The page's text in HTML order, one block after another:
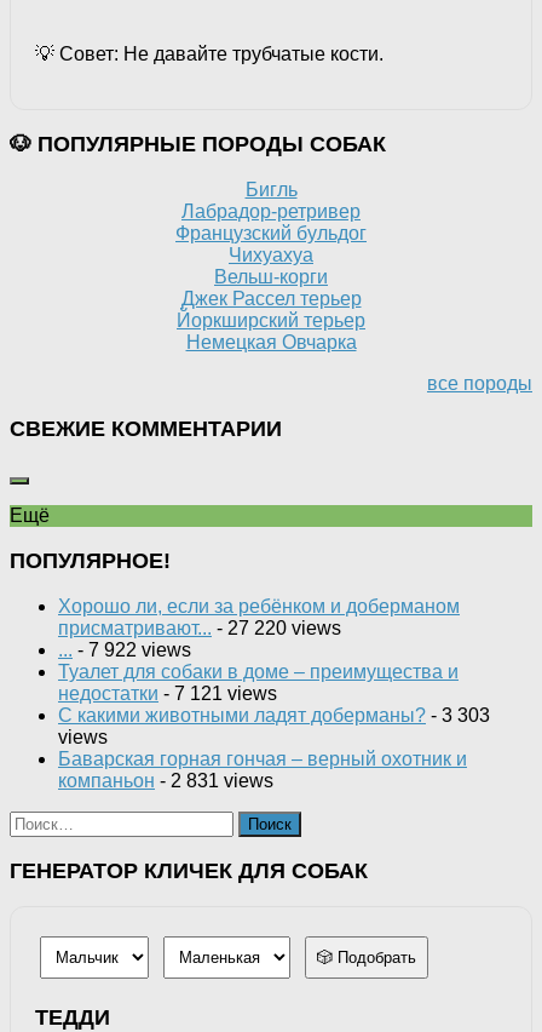
💡 Совет: Не давайте трубчатые кости.
🐶 ПОПУЛЯРНЫЕ ПОРОДЫ СОБАК
Бигль
Лабрадор-ретривер
Французский бульдог
Чихуахуа
Вельш-корги
Джек Рассел терьер
Йоркширский терьер
Немецкая Овчарка
все породы
СВЕЖИЕ КОММЕНТАРИИ
Ещё
ПОПУЛЯРНОЕ!
Хорошо ли, если за ребёнком и доберманом
присматривают... - 27 220 views
... - 7 922 views
Туалет для собаки в доме – преимущества и
недостатки - 7 121 views
С какими животными ладят доберманы? - 3 303
views
Баварская горная гончая – верный охотник и
компаньон - 2 831 views
Найти:
ГЕНЕРАТОР КЛИЧЕК ДЛЯ СОБАК
🎲 Подобрать
ТЕДДИ